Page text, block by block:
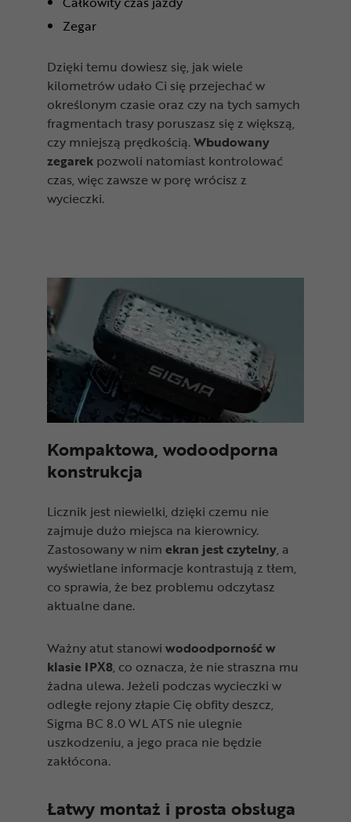
Zegar
Dzięki temu dowiesz się, jak wiele
kilometrów udało Ci się przejechać w
określonym czasie oraz czy na tych samych
fragmentach trasy poruszasz się z większą,
czy mniejszą prędkością.Wbudowany
zegarek pozwoli natomiast kontrolować
czas, więc zawsze w porę wrócisz z
wycieczki.
Kompaktowa, wodoodporna
konstrukcja
Licznik jest niewielki, dzięki czemu nie
zajmuje dużo miejsca na kierownicy.
Zastosowany w nim ekran jest czytelny, a
wyświetlane informacje kontrastują z tłem,
co sprawia, że bez problemu odczytasz
aktualne dane.
Ważny atut stanowi wodoodporność w
klasie IPX8, co oznacza, że nie straszna mu
żadna ulewa. Jeżeli podczas wycieczki w
odległe rejony złapie Cię obfity deszcz,
Sigma BC 8.0 WL ATS nie ulegnie
uszkodzeniu, a jego praca nie będzie
zakłócona.
Łatwy montaż i prosta obsługa